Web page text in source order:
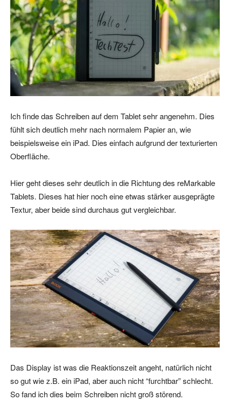
Ich finde das Schreiben auf dem Tablet sehr angenehm. Dies
fühlt sich deutlich mehr nach normalem Papier an, wie
beispielsweise ein iPad. Dies einfach aufgrund der texturierten
Oberfläche.
Hier geht dieses sehr deutlich in die Richtung des reMarkable
Tablets. Dieses hat hier noch eine etwas stärker ausgeprägte
Textur, aber beide sind durchaus gut vergleichbar.
Das Display ist was die Reaktionszeit angeht, natürlich nicht
so gut wie z.B. ein iPad, aber auch nicht “furchtbar” schlecht.
So fand ich dies beim Schreiben nicht groß störend.